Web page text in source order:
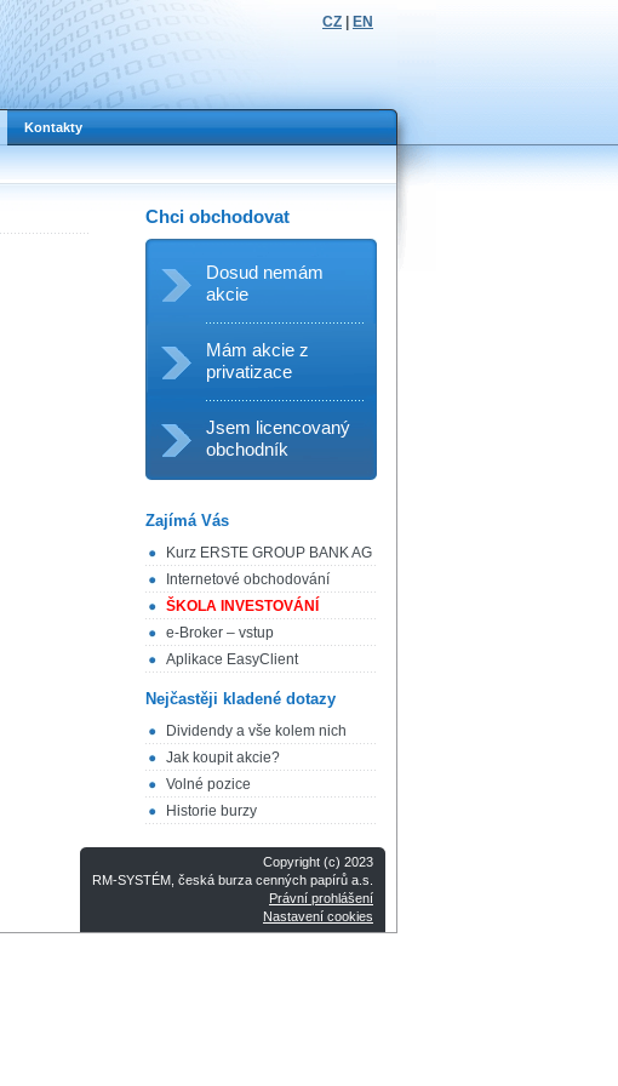
CZ EN
Kontakty
Chci obchodovat
Dosud nemám
akcie
Mám akcie z
privatizace
Jsem licencovaný
obchodník
Zajímá Vás
Kurz ERSTE GROUP BANK AG
Internetové obchodování
ŠKOLA INVESTOVÁNÍ
e-Broker – vstup
Aplikace EasyClient
Nejčastěji kladené dotazy
Dividendy a vše kolem nich
Jak koupit akcie?
Volné pozice
Historie burzy
Copyright (c) 2023
RM-SYSTÉM, česká burza cenných papírů a.s.
Právní prohlášení
Nastavení cookies